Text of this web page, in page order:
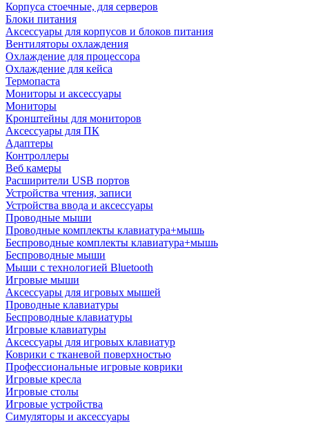
Корпуса стоечные, для серверов
Блоки питания
Аксессуары для корпусов и блоков питания
Вентиляторы охлаждения
Охлаждение для процессора
Охлаждение для кейса
Термопаста
Мониторы и аксессуары
Мониторы
Кронштейны для мониторов
Аксессуары для ПК
Адаптеры
Контроллеры
Веб камеры
Расширители USB портов
Устройства чтения, записи
Устройства ввода и аксессуары
Проводные мыши
Проводные комплекты клавиатура+мышь
Беспроводные комплекты клавиатура+мышь
Беспроводные мыши
Мыши с технологией Bluetooth
Игровые мыши
Аксессуары для игровых мышей
Проводные клавиатуры
Беспроводные клавиатуры
Игровые клавиатуры
Аксессуары для игровых клавиатур
Коврики с тканевой поверхностью
Профессиональные игровые коврики
Игровые кресла
Игровые столы
Игровые устройства
Симуляторы и аксессуары